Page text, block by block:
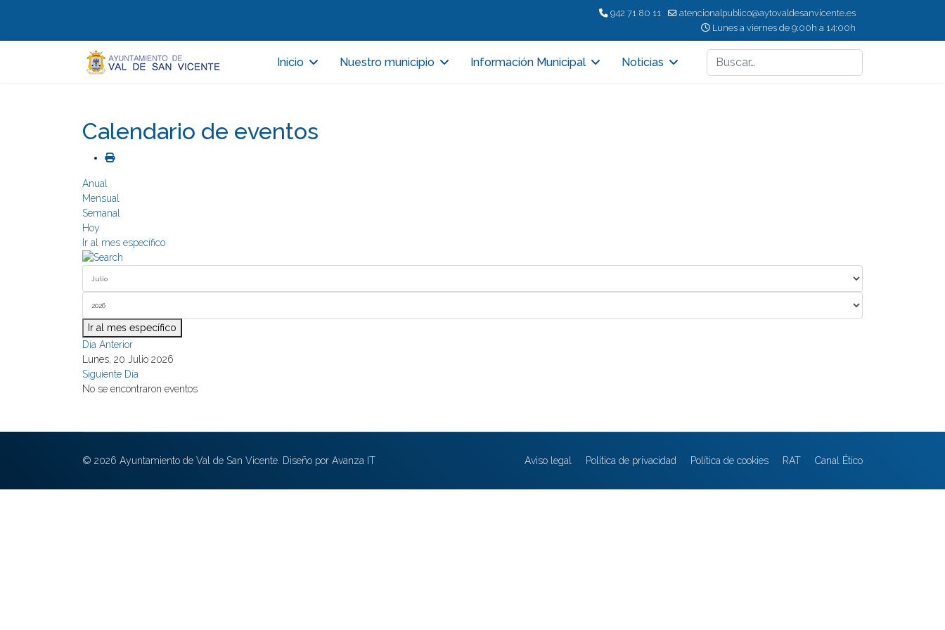
942 71 80 11
atencionalpublico@aytovaldesanvicente.es
Lunes a viernes de 9:00h a 14:00h
Inicio Nuestro municipio Información Municipal Noticias
Buscar
Calendario de eventos
Anual
Mensual
Semanal
Hoy
Ir al mes específico
Ir al mes específico
Día Anterior
Lunes, 20 Julio 2026
Siguiente Día
No se encontraron eventos
© 2026 Ayuntamiento de Val de San Vicente. Diseño por Avanza IT Aviso legal Política de privacidad Política de cookies RAT Canal Ético